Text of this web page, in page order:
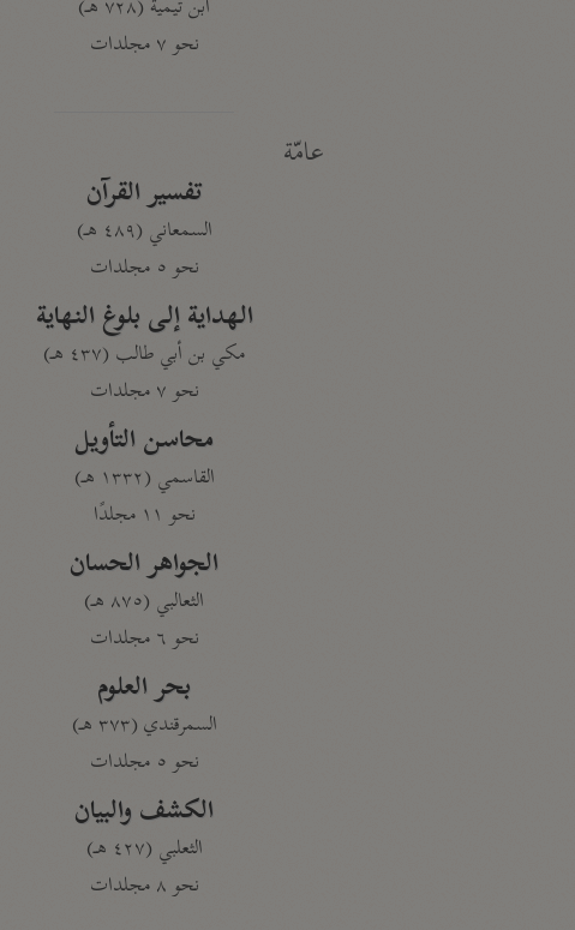
ابن تيمية (٧٢٨ هـ)
نحو ٧ مجلدات
عامّة
تفسير القرآن
السمعاني (٤٨٩ هـ)
نحو ٥ مجلدات
الهداية إلى بلوغ النهاية
مكي بن أبي طالب (٤٣٧ هـ)
نحو ٧ مجلدات
محاسن التأويل
القاسمي (١٣٣٢ هـ)
نحو ١١ مجلدًا
الجواهر الحسان
الثعالبي (٨٧٥ هـ)
نحو ٦ مجلدات
بحر العلوم
السمرقندي (٣٧٣ هـ)
نحو ٥ مجلدات
الكشف والبيان
الثعلبي (٤٢٧ هـ)
نحو ٨ مجلدات